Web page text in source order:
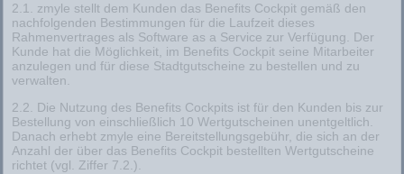
2.1. zmyle stellt dem Kunden das Benefits Cockpit gemäß den
nachfolgenden Bestimmungen für die Laufzeit dieses
Rahmenvertrages als Software as a Service zur Verfügung. Der
Kunde hat die Möglichkeit, im Benefits Cockpit seine Mitarbeiter
anzulegen und für diese Stadtgutscheine zu bestellen und zu
verwalten.
2.2. Die Nutzung des Benefits Cockpits ist für den Kunden bis zur
Bestellung von einschließlich 10 Wertgutscheinen unentgeltlich.
Danach erhebt zmyle eine Bereitstellungsgebühr, die sich an der
Anzahl der über das Benefits Cockpit bestellten Wertgutscheine
richtet (vgl. Ziffer 7.2.).